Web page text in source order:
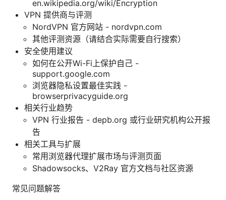
en.wikipedia.org/wiki/Encryption
VPN 提供商与评测
NordVPN 官方网站 - nordvpn.com
其他评测资源（请结合实际需要自行搜索）
安全使用建议
如何在公开Wi-Fi上保护自己 -
support.google.com
浏览器隐私设置最佳实践 -
browserprivacyguide.org
相关行业趋势
VPN 行业报告 - depb.org 或行业研究机构公开报
告
相关工具与扩展
常用浏览器代理扩展市场与评测页面
Shadowsocks、V2Ray 官方文档与社区资源
常见问题解答